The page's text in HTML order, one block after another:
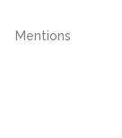
Mentions